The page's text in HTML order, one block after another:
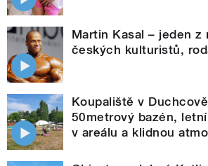
Martin Kasal – jeden z
českých kulturistů,
Koupaliště v
50metrový bazén,
v areálu a klidnou